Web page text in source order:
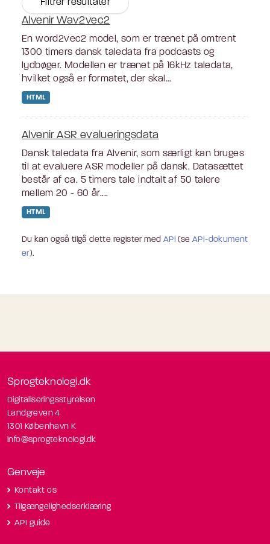
Filtrér resultater
Alvenir Wav2vec2
En word2vec2 model, som er trænet på omtrent
1300 timers dansk taledata fra podcasts og
lydbøger. Modellen er trænet på 16kHz taledata,
hvilket også er formatet, der skal...
HTML
Alvenir ASR evalueringsdata
Dansk taledata fra Alvenir, som særligt kan bruges
til at evaluere ASR modeller på dansk. Datasættet
består af ca. 5 timers tale indtalt af 50 talere
mellem 20 - 60 år....
HTML
Du kan også tilgå dette register med API (seAPI-dokument
er).
Sprogteknologi.dk
Digitaliseringsstyrelsen
Landgreven 4
1301 København K
info@sprogteknologi.dk
Genveje
Kontakt os
Tilgængelighedserklæring
API guide